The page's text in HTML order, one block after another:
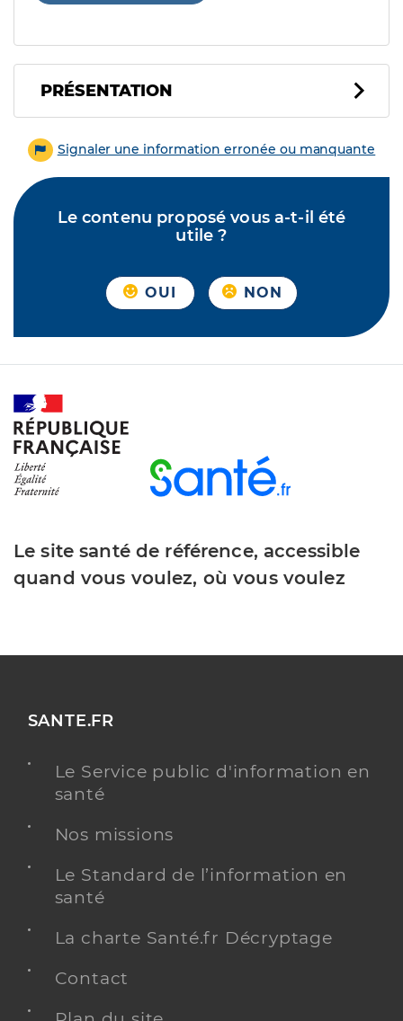
PRÉSENTATION
Signaler une information erronée ou manquante
Le contenu proposé vous a-t-il été
utile ?
OUI NON
Le site santé de référence, accessible
quand vous voulez, où vous voulez
SANTE.FR
Le Service public d'information en
santé
Nos missions
Le Standard de l’information en
santé
La charte Santé.fr Décryptage
Contact